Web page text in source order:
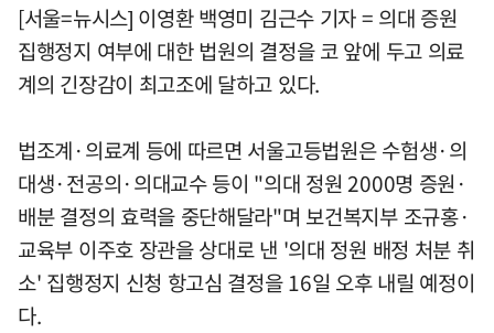
[서울=뉴시스] 이영환 백영미 김근수 기자 = 의대 증원
집행정지 여부에 대한 법원의 결정을 코 앞에 두고 의료
계의 긴장감이 최고조에 달하고 있다.
법조계·의료계 등에 따르면 서울고등법원은 수험생·의
대생·전공의·의대교수 등이 "의대 정원 2000명 증원·
배분 결정의 효력을 중단해달라"며 보건복지부 조규홍·
교육부 이주호 장관을 상대로 낸 '의대 정원 배정 처분 취
소' 집행정지 신청 항고심 결정을 16일 오후 내릴 예정이
다.